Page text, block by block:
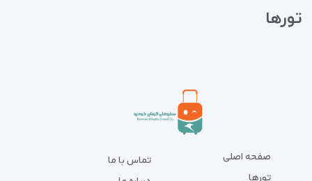
تورها
صفحه اصلی
تماس با ما